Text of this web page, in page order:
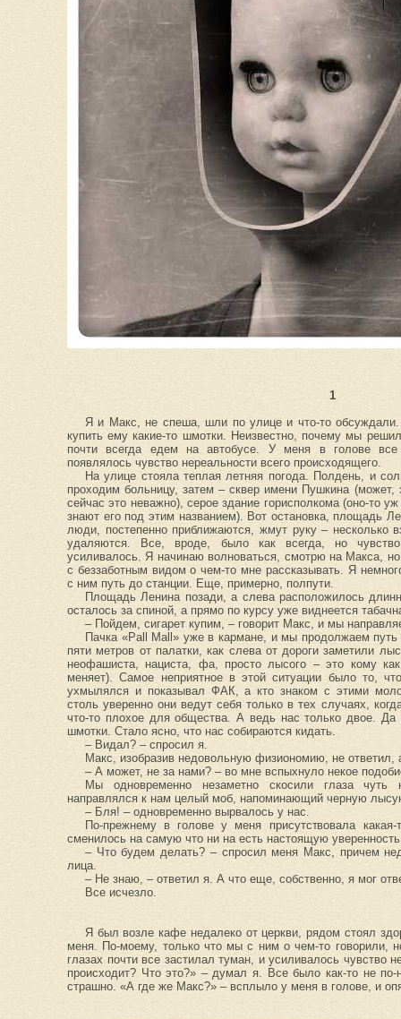
1
Я и Макс, не спеша, шли по улице и что-то
купить ему какие-то шмотки. Неизвестно, почему мы
почти всегда едем на автобусе. У меня в голове
появлялось чувство нереальности всего происходящего.
На улице стояла теплая летняя погода. Полдень, и
проходим больницу, затем – сквер имени Пушкина (может,
сейчас это неважно), серое здание горисполкома (оно-то
знают его под этим названием). Вот остановка, площадь
люди, постепенно приближаются, жмут руку – несколько
удаляются. Все, вроде, было как всегда, но
усиливалось. Я начинаю волноваться, смотрю на Макса,
с беззаботным видом о чем-то мне рассказывать. Я
с ним путь до станции. Еще, примерно, полпути.
Площадь Ленина позади, а слева расположилось
осталось за спиной, а прямо по курсу уже виднеется
– Пойдем, сигарет купим, – говорит Макс, и мы
Пачка «Pall Mall» уже в кармане, и мы продолжаем
пяти метров от палатки, как слева от дороги заметили
неофашиста, нациста, фа, просто лысого – это кому
меняет). Самое неприятное в этой ситуации было то,
ухмылялся и показывал ФАК, а кто знаком с этими
столь уверенно они ведут себя только в тех случаях,
что-то плохое для общества. А ведь нас только двое.
шмотки. Стало ясно, что нас собираются кидать.
– Видал? – спросил я.
Макс, изобразив недовольную физиономию, не ответил,
– А может, не за нами? – во мне вспыхнуло некое
Мы одновременно незаметно скосили глаза
направлялся к нам целый моб, напоминающий черную
– Бля! – одновременно вырвалось у нас.
По-прежнему в голове у меня присутствовала
сменилось на самую что ни на есть настоящую
– Что будем делать? – спросил меня Макс, причем
лица.
– Не знаю, – ответил я. А что еще, собственно, я мог
Все исчезло.
Я был возле кафе недалеко от церкви, рядом стоял
меня. По-моему, только что мы с ним о чем-то говорили,
глазах почти все застилал туман, и усиливалось чувство
происходит? Что это?» – думал я. Все было как-то не
страшно. «А где же Макс?» – всплыло у меня в голове, и